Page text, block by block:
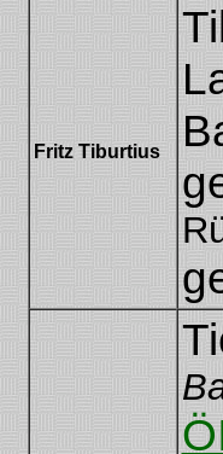
Fritz Tiburtius